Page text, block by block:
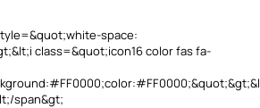
space:
class=&quot;icon16 color fas fa-
span&gt;